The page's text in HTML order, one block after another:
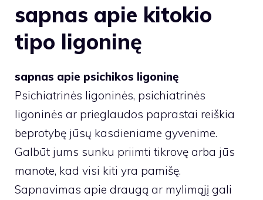
sapnas apie kitokio
tipo ligoninę
sapnas apie psichikos ligoninę
Psichiatrinės ligoninės, psichiatrinės
ligoninės ar prieglaudos paprastai reiškia
beprotybę jūsų kasdieniame gyvenime.
Galbūt jums sunku priimti tikrovę arba jūs
manote, kad visi kiti yra pamišę.
Sapnavimas apie draugą ar mylimąjį gali